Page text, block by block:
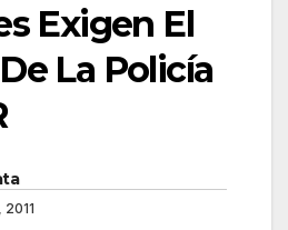
Exigen El
La Policía
2011